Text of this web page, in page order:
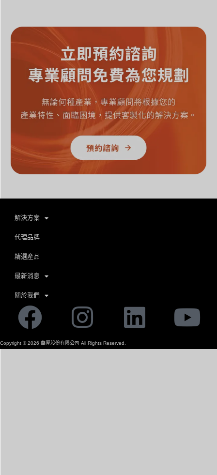
解決方案
代理品牌
精選產品
最新消息
關於我們
Facebook
Instagram
Copyright ©2026 華厚股份有限公司 All Rights Reserved.